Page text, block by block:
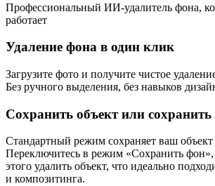
Профессиональный ИИ-удалитель фона,
работает
Удаление фона в один клик
Загрузите фото и получите чистое
Без ручного выделения, без навыков
Сохранить объект или
Стандартный режим сохраняет ваш объект
Переключитесь в режим «Сохранить
этого удалить объект, что идеально
и композитинга.